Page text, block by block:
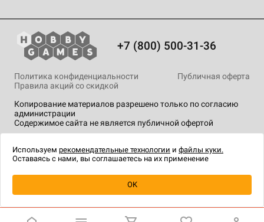
Уведомить о наличии
+7 (800) 500-31-36
Копирование материалов разрешено только по согласию
администрации
Содержимое сайта не является публичной офертой
Политика конфиденциальности
Публичная оферта
Правила акций со скидкой
технологии.
Используем рекомендательные технологии и файлы куки.
Оставаясь с нами, вы соглашаетесь на их применение
OK